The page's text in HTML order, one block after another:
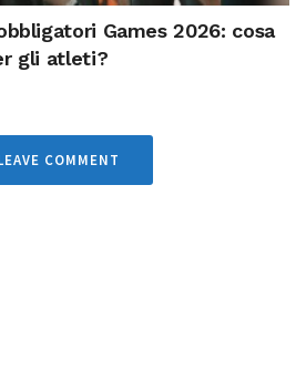
Games 2026: cosa
gli atleti?
COMMENT